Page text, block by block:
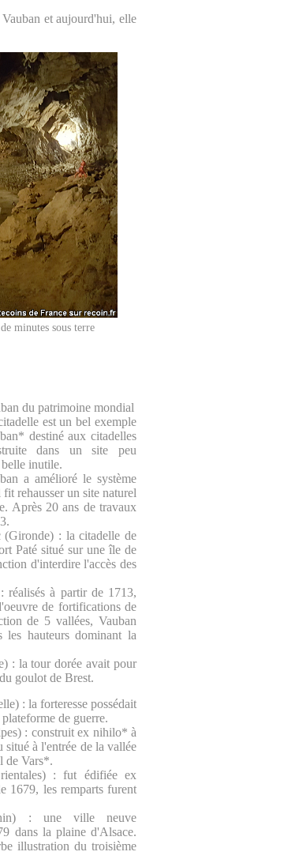
et aujourd'hui, elle
minutes sous terre
du patrimoine mondial
est un bel exemple
destiné aux citadelles
dans un site peu
inutile.
a amélioré le système
rehausser un site naturel
Après 20 ans de travaux
(Gironde) : la citadelle de
Paté situé sur une île de
d'interdire l'accès des
réalisés à partir de 1713,
de fortifications de
de 5 vallées, Vauban
les hauteurs dominant la
: la tour dorée avait pour
goulot de Brest.
: la forteresse possédait
de guerre.
: construit ex nihilo* à
situé à l'entrée de la vallée
de Vars*.
: fut édifiée ex
1679, les remparts furent
: une ville neuve
dans la plaine d'Alsace.
illustration du troisième